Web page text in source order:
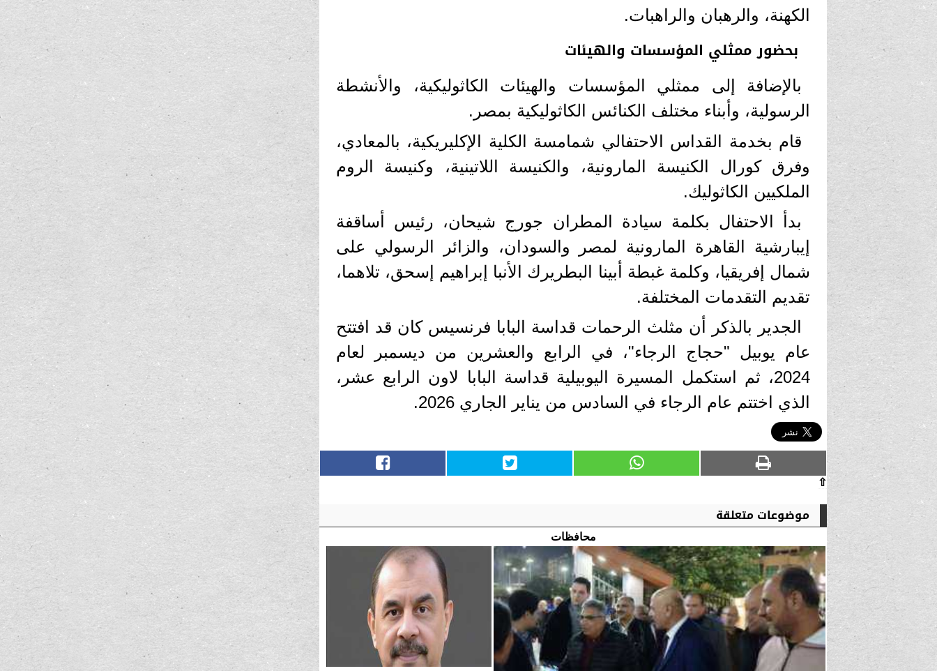
الكهنة، والرهبان والراهبات.
بحضور ممثلي المؤسسات والهيئات
بالإضافة إلى ممثلي المؤسسات والهيئات الكاثوليكية، والأنشطة
الرسولية، وأبناء مختلف الكنائس الكاثوليكية بمصر.
قام بخدمة القداس الاحتفالي شمامسة الكلية الإكليريكية، بالمعادي،
وفرق كورال الكنيسة المارونية، والكنيسة اللاتينية، وكنيسة الروم
الملكيين الكاثوليك.
بدأ الاحتفال بكلمة سيادة المطران جورج شيحان، رئيس أساقفة
إيبارشية القاهرة المارونية لمصر والسودان، والزائر الرسولي على
شمال إفريقيا، وكلمة غبطة أبينا البطريرك الأنبا إبراهيم إسحق، تلاهما،
تقديم التقدمات المختلفة.
الجدير بالذكر أن مثلث الرحمات قداسة البابا فرنسيس كان قد افتتح
عام يوبيل "حجاج الرجاء"، في الرابع والعشرين من ديسمبر لعام
2024، ثم استكمل المسيرة اليوبيلية قداسة البابا لاون الرابع عشر،
الذي اختتم عام الرجاء في السادس من يناير الجاري 2026.
⇧
موضوعات متعلقة
محافظات